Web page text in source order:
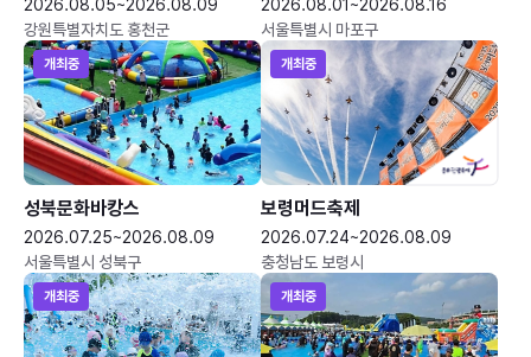
2026.08.05~2026.08.09
강원특별자치도 홍천군
2026.08.01~2026.08.16
서울특별시 마포구
개최중
성북문화바캉스
2026.07.25~2026.08.09
서울특별시 성북구
개최중
보령머드축제
2026.07.24~2026.08.09
충청남도 보령시
개최중 개최중